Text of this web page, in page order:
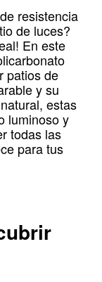
resistencia
de luces?
En este
patios de
y su
estas
luminoso y
todas las
para tus